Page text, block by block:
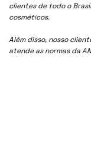
clientes de todo o
cosméticos.
Além disso, nosso
atende as normas da